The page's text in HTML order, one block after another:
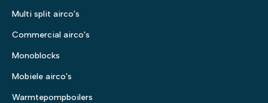
Multi split airco's
Commercial airco's
Monoblocks
Mobiele airco's
Warmtepompboilers